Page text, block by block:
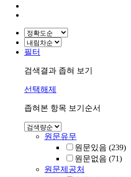
필터
검색결과 좁혀 보기
선택해제
좁혀본 항목 보기순서
원문유무
원문있음 (239)
원문없음 (71)
원문제공처